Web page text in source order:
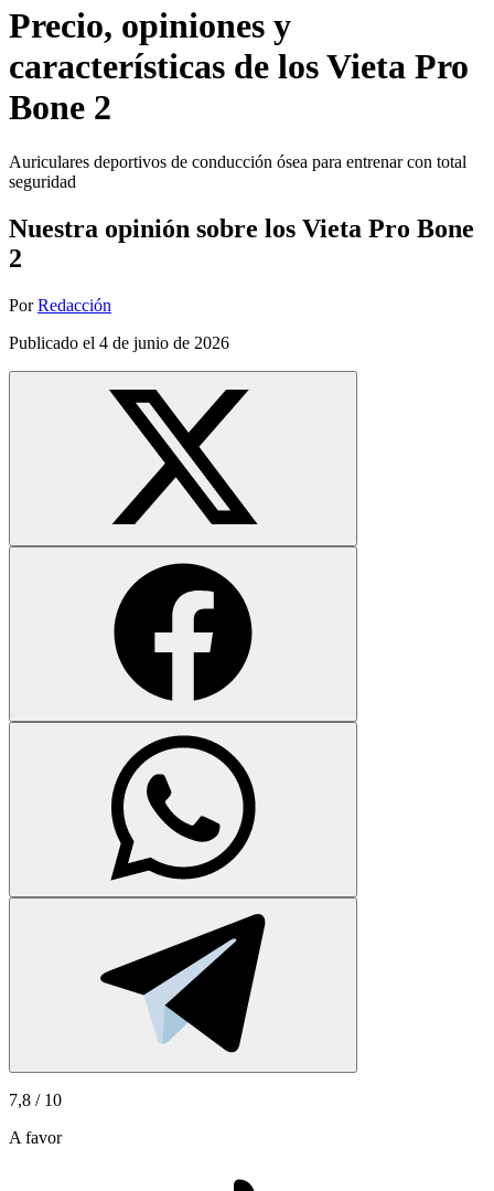
Precio, opiniones y
características de losVieta Pro
Bone 2
Auriculares deportivos de conducción ósea para entrenar con total
seguridad
Nuestra opinión sobre los Vieta Pro Bone
2
Por Redacción
Publicado el 4 de junio de 2026
7,8 / 10
A favor